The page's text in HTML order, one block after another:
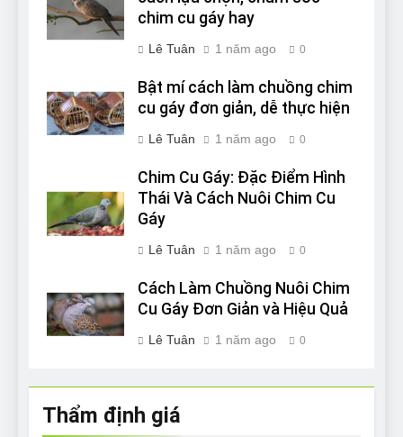
chim cu gáy hay
Lê Tuân 1 năm ago 0
Bật mí cách làm chuồng chim
cu gáy đơn giản, dễ thực hiện
Lê Tuân 1 năm ago 0
Chim Cu Gáy: Đặc Điểm Hình
Thái Và Cách Nuôi Chim Cu
Gáy
Lê Tuân 1 năm ago 0
Cách Làm Chuồng Nuôi Chim
Cu Gáy Đơn Giản và Hiệu Quả
Lê Tuân 1 năm ago 0
Thẩm định giá